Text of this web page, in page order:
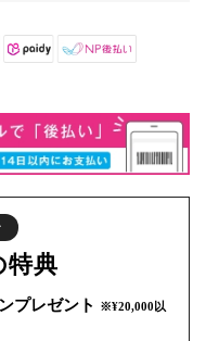
特典
プレゼント
※¥20,000以